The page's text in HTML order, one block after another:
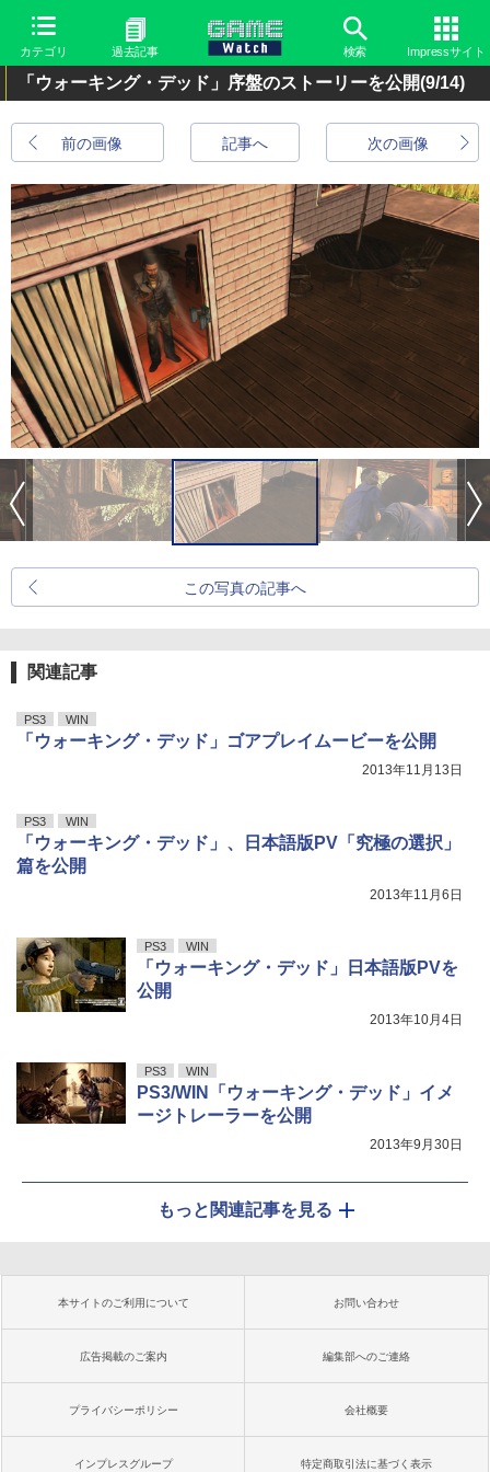
カテゴリ 過去記事 検索 Impressサイト
「ウォーキング・デッド」序盤のストーリーを公開(9/14)
前の画像 次の画像
記事へ
この写真の記事へ
関連記事
PS3 WIN
「ウォーキング・デッド」ゴアプレイムービーを公開
2013年11月13日
PS3 WIN
「ウォーキング・デッド」、日本語版PV「究極の選択」
篇を公開
2013年11月6日
PS3 WIN
「ウォーキング・デッド」日本語版PVを
公開
2013年10月4日
PS3 WIN
PS3/WIN「ウォーキング・デッド」イメ
ージトレーラーを公開
2013年9月30日
もっと関連記事を見る
本サイトのご利用について お問い合わせ
広告掲載のご案内 編集部へのご連絡
プライバシーポリシー 会社概要
インプレスグループ 特定商取引法に基づく表示